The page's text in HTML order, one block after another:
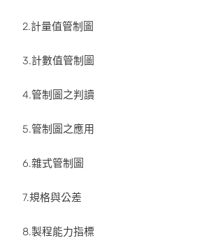
2.計量值管制圖
3.計數值管制圖
4.管制圖之判讀
5.管制圖之應用
6.雜式管制圖
7.規格與公差
8.製程能力指標